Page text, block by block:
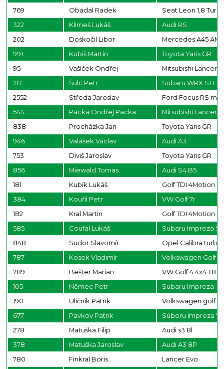
769
Obadal Radek
Seat Leon 1,8
322
Klimeš Lukáš
Audi RS
202
Doskočil Libor
Mercedes A45
991
Kubiš Martin
Toyota Yaris GR
95
Vašíček Ondřej
Mitsubishi Lancer
717
Šulc Petr
Subaru WRX STI
2552
Středa Jaroslav
Ford Focus RS
544
Packa Ondřej Packa
Mitsubishi Lancer
838
Procházka Jan
Toyota Yaris GR
946
Valášek Václav
Audi A3
753
Diviš Jaroslav
Toyota Yaris GR
856
Miewald Tomas
Audi S4 B5
181
Kubík Lukáš
Golf TDI 4Motion
384
Kouřil Petr
VW Golf 7r
182
Kral Martin
Golf TDI 4Motion
585
Coufal Lukáš
Subaru Impreza
848
Sudor Slavomír
Opel Calibra turbo
787
Kosek Vladimír
Volkswagen Golf 4
789
Bešter Marian
VW Golf 4 4x4 1.8T
105
Němec Petr
Subaru Impreza
190
Uličník Patrik
Volkswagen golf
677
Pavkov Patrik
Súboru Impreza
278
Matuška Filip
Audi s3 8l
378
Matuška Jaroslav
Audi A3 8P
780
Finkral Boris
Lancer Evo